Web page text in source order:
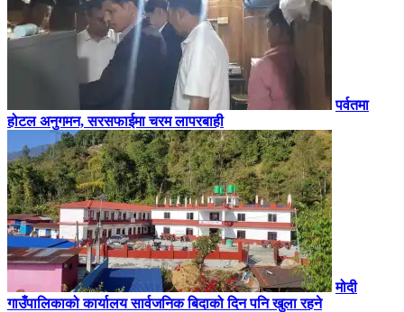
पर्वतमा
होटल अनुगमन, सरसफाईमा चरम लापरबाही
मोदी
गाउँपालिकाको कार्यालय सार्वजनिक बिदाको दिन पनि खुला रहने